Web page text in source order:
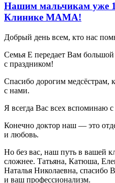
Нашим мальчикам уже
Клинике МАМА!
Добрый день всем, кто нас
Семья Е передает Вам большой
с праздником!
Спасибо дорогим медсёстрам,
с нами.
Я всегда Вас всех вспоминаю
Конечно доктор наш — это
и любовь.
Но без вас, наш путь в вашей
сложнее. Татьяна, Катюша,
Наталья Николаевна, спасибо
и ваш профессионализм.